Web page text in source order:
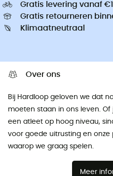
Gratis levering vanaf
Gratis retourneren
Klimaatneutraal
Over ons
Bij Hardloop geloven we dat
moeten staan ​​in ons leven.
een atleet op hoog niveau,
voor goede uitrusting en onze
waarop we graag spelen.
Meer